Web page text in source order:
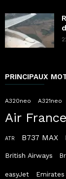
PRINCIPAUX
A320neo A321neo
Air France
ATR B737 MAX
British Airways
easyJet Emirates